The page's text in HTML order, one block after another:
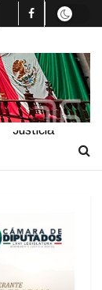
Justicia